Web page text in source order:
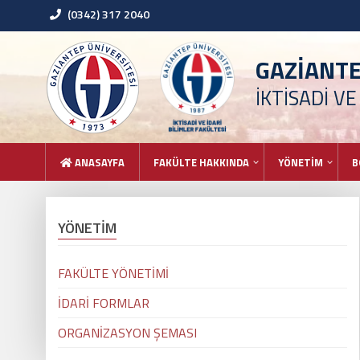
(0342) 317 2040
İKTİSADİ
ANASAYFA FAKÜLTE HAKKINDA YÖNETİM
YÖNETİM
FAKÜLTE YÖNETİMİ
İDARİ FORMLAR
ORGANİZASYON ŞEMASI